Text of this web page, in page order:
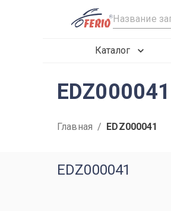
R
Каталог
Главная / EDZ000041
EDZ000041